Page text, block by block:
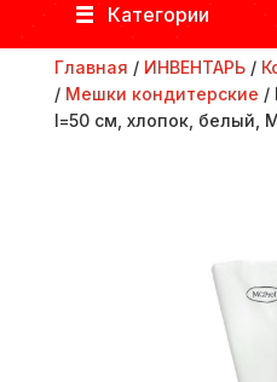
Категории
Главная / ИНВЕНТАРЬ/
/ Мешки кондитерские /
l=50 см, хлопок, белый,